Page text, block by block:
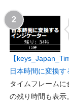
【
日本時間に変換す
タイムフレーム
の残り時間も表示